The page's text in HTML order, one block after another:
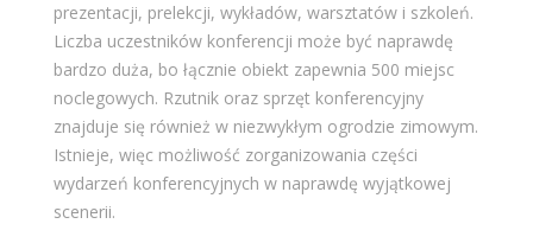
prezentacji, prelekcji, wykładów, warsztatów i szkoleń.
Liczba uczestników konferencji może być naprawdę
bardzo duża, bo łącznie obiekt zapewnia 500 miejsc
noclegowych. Rzutnik oraz sprzęt konferencyjny
znajduje się również w niezwykłym ogrodzie zimowym.
Istnieje, więc możliwość zorganizowania części
wydarzeń konferencyjnych w naprawdę wyjątkowej
scenerii.